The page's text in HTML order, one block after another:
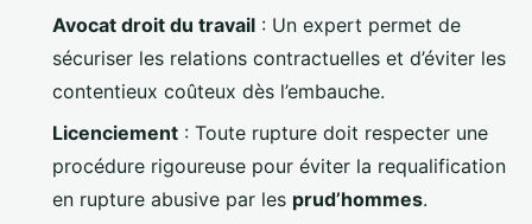
Avocat droit du travail : Un expert permet de
sécuriser les relations contractuelles et d’éviter les
contentieux coûteux dès l’embauche.
Licenciement : Toute rupture doit respecter une
procédure rigoureuse pour éviter la requalification
en rupture abusive par les prud’hommes.